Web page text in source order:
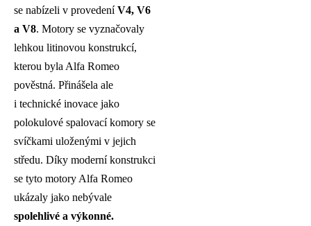
se nabízeli v provedeníV4, V6
a V8. Motory se vyznačovaly
lehkou litinovou konstrukcí,
kterou byla Alfa Romeo
pověstná. Přinášela ale
i technické inovace jako
polokulové spalovací komory se
svíčkami uloženými v jejich
středu. Díky moderní konstrukci
se tyto motory Alfa Romeo
ukázaly jako nebývale
spolehlivé a výkonné.